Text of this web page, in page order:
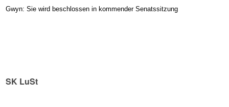
Gwyn: Sie wird beschlossen in kommender Senatssitzung
SK LuSt